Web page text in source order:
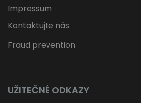
Impressum
Kontaktujte nás
Fraud prevention
UŽITEČNÉ ODKAZY